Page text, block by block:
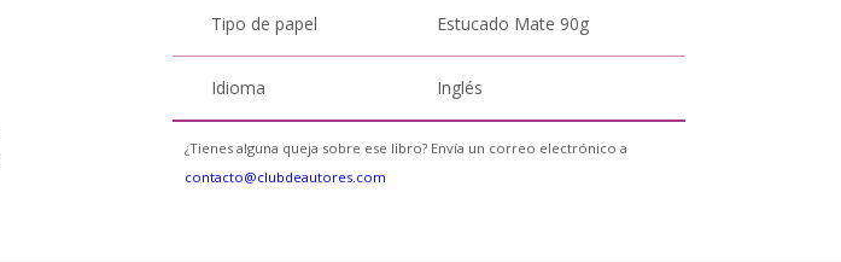
Tipo de papel Estucado Mate 90g
Idioma Inglés
¿Tienes alguna queja sobre ese libro? Envía un correo electrónico a
contacto@clubdeautores.com